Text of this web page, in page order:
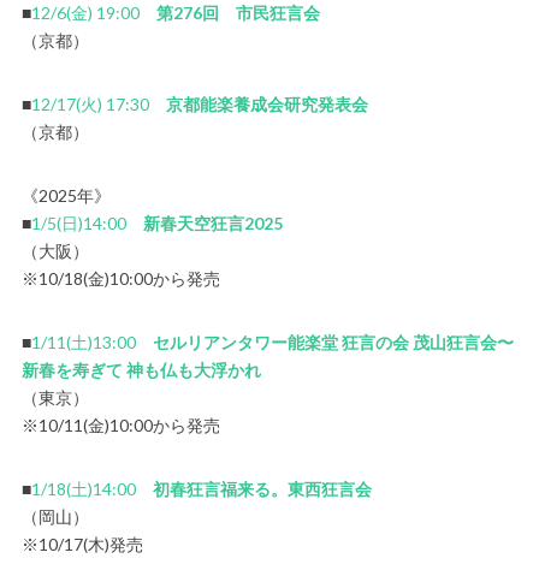
■12/6(金) 19:00 第276回 市民狂言会
（京都）
■12/17(火) 17:30 京都能楽養成会研究発表会
（京都）
《2025年》
■1/5(日)14:00 新春天空狂言2025
（大阪）
※10/18(金)10:00から発売
■1/11(土)13:00 セルリアンタワー能楽堂 狂言の会 茂山狂言会〜
新春を寿ぎて 神も仏も大浮かれ
（東京）
※10/11(金)10:00から発売
■1/18(土)14:00 初春狂言福来る。東西狂言会
（岡山）
※10/17(木)発売